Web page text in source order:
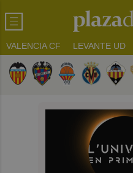
VALENCIA CF LEVANTE UD